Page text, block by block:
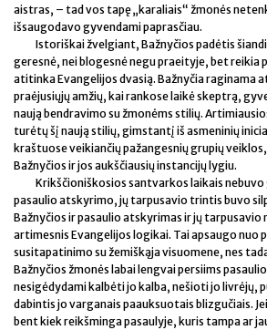
aistras, – tad vos tapę „karaliais“ žmonės
išsaugodavo gyvendami paprasčiau.
Istoriškai žvelgiant, Bažnyčios padėtis
geresnė, nei blogesnė negu praeityje, bet reikia
atitinka Evangelijos dvasią. Bažnyčia raginama
praėjusiųjų amžių, kai rankose laikė skeptrą,
naują bendravimo su žmonėms stilių.
turėtų šį naują stilių, gimstantį iš asmeninių
kraštuose veikiančių pažangesnių grupių
Bažnyčios ir jos aukščiausių instancijų lygiu.
Krikščioniškosios santvarkos laikais
pasaulio atskyrimo, jų tarpusavio trintis buvo
Bažnyčios ir pasaulio atskyrimas ir jų
artimesnis Evangelijos logikai. Tai apsaugo nuo
susitapatinimo su žemiškąja visuomene, nes
Bažnyčios žmonės labai lengvai persiims
nesigėdydami kalbėti jo kalba, nešioti jo livrėjų,
dabintis jo varganais paauksuotais blizgučiais.
bent kiek reikšminga pasaulyje, kuris tampa ar